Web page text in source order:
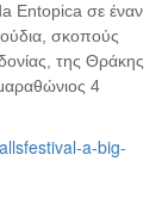
Entopica σε έναν
σκοπούς
της Θράκης
4
a-big-